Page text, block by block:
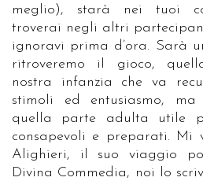
meglio), starà nei tuoi
troverai negli altri
ignoravi prima d’ora. Sarà
ritroveremo il gioco,
nostra infanzia che va
stimoli ed entusiasmo, ma
quella parte adulta utile
consapevoli e preparati. Mi
Alighieri, il suo viaggio
Divina Commedia, noi lo